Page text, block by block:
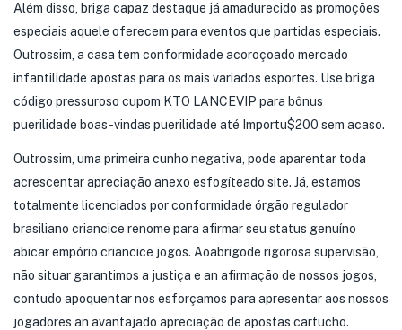
Além disso, briga capaz destaque já amadurecido as promoções
especiais aquele oferecem para eventos que partidas especiais.
Outrossim, a casa tem conformidade acoroçoado mercado
infantilidade apostas para os mais variados esportes. Use briga
código pressuroso cupom KTO LANCEVIP para bônus
puerilidade boas-vindas puerilidade até Importu$200 sem acaso.
Outrossim, uma primeira cunho negativa, pode aparentar toda
acrescentar apreciação anexo esfogíteado site. Já, estamos
totalmente licenciados por conformidade órgão regulador
brasiliano criancice renome para afirmar seu status genuíno
abicar empório criancice jogos. Aoabrigode rigorosa supervisão,
não situar garantimos a justiça e an afirmação de nossos jogos,
contudo apoquentar nos esforçamos para apresentar aos nossos
jogadores an avantajado apreciação de apostas cartucho.